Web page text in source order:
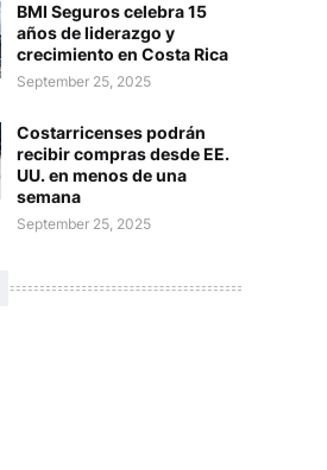
BMI Seguros celebra 15
años de liderazgo y
crecimiento en Costa Rica
September 25, 2025
Costarricenses podrán
recibir compras desde EE.
UU. en menos de una
semana
September 25, 2025